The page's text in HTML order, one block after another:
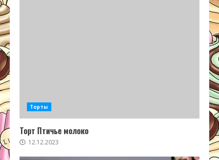
Торты
Торт Птичье молоко
12.12.2023